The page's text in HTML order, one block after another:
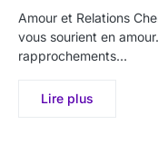
Amour et Relations
vous sourient en
rapprochements…
Lire plus